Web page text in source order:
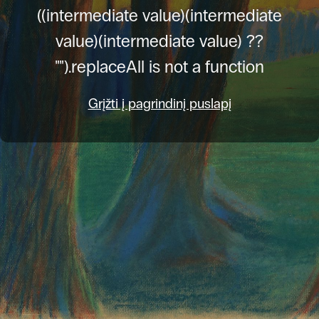
((intermediate value)(intermediate
value)(intermediate value) ??
"").replaceAll is not a function
Grįžti į pagrindinį puslapį